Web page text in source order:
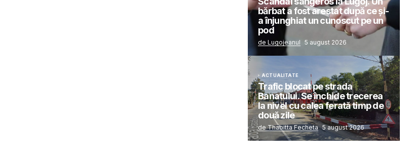
bărbat a fost arestat după ce și-
a înjunghiat un cunoscut pe un
pod
de Lugojeanul 5 august 2026
ACTUALITATE
Trafic blocat pe strada
Banatului. Se închide trecerea
la nivel cu calea ferată timp de
două zile
de Thabitta Fecheta 5 august 2026